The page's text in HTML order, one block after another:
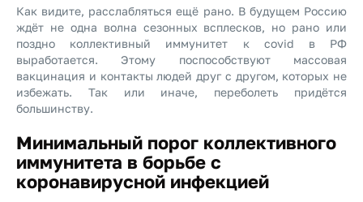
Как видите, расслабляться ещё рано. В будущем Россию
ждёт не одна волна сезонных всплесков, но рано или
поздно коллективный иммунитет к covid в РФ
выработается. Этому поспособствуют массовая
вакцинация и контакты людей друг с другом, которых не
избежать. Так или иначе, переболеть придётся
большинству.
Минимальный порог коллективного
иммунитета в борьбе с
коронавирусной инфекцией